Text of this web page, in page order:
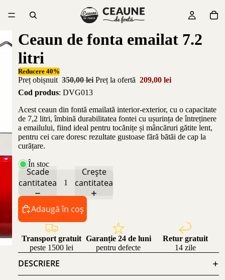
Ceaun de fonta emailat 7.2
litri
Reducere 40%
Preț obișnuit 350,00 lei Preț la ofertă 209,00 lei
Cod produs: DVG013
Acest ceaun din fontă emailată interior-exterior, cu o capacitate
de 7,2 litri, îmbină durabilitatea fontei cu ușurința de întreținere
a emailului, fiind ideal pentru tocănițe și mâncăruri gătite lent,
pentru cei care doresc rezultate gustoase fără bătăi de cap la
curățare.
În stoc
Scade
cantitatea
Crește
cantitatea
Adaugă în coș
Transport gratuit
peste 1500 lei
Garanție 24 de luni
pentru defecte
Retur gratuit
14 zile
DESCRIERE